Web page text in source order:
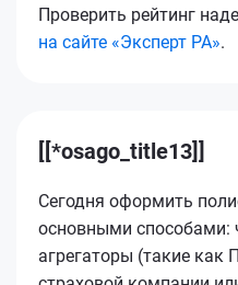
Проверить рейтинг
на сайте «Эксперт РА».
[[*osago_title13]]
Сегодня оформить
основными способами:
агрегаторы (такие как